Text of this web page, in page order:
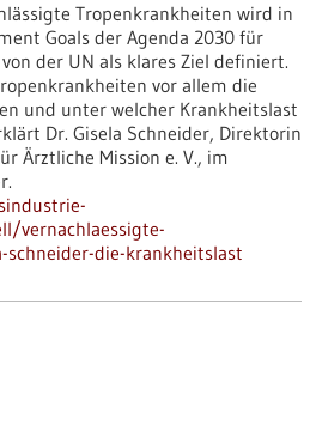
Tropenkrankheiten wird in
Goals der Agenda 2030 für
der UN als klares Ziel definiert.
vor allem die
und unter welcher Krankheitslast
Dr. Gisela Schneider, Direktorin
Ärztliche Mission e. V., im
vernachlaessigte-
die-krankheitslast